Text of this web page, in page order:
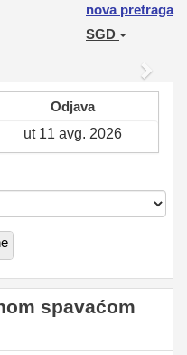
nova pretraga
SGD
Next
Odjava
spavaćom